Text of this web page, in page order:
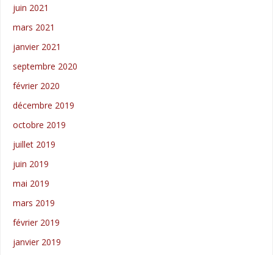
juin 2021
mars 2021
janvier 2021
septembre 2020
février 2020
décembre 2019
octobre 2019
juillet 2019
juin 2019
mai 2019
mars 2019
février 2019
janvier 2019